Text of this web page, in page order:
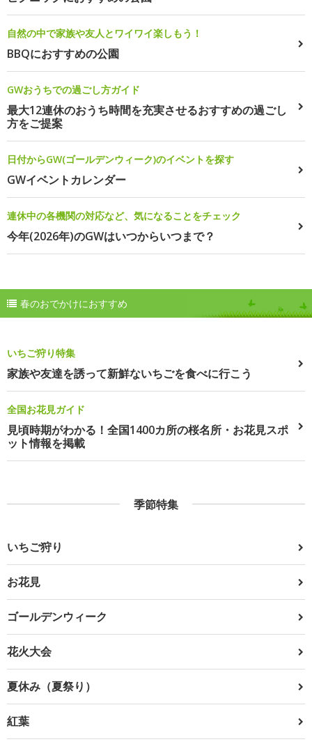
自然の中で家族や友人とワイワイ楽しもう！
BBQにおすすめの公園
GWおうちでの過ごし方ガイド
最大12連休のおうち時間を充実させるおすすめの過ごし
方をご提案
日付からGW(ゴールデンウィーク)のイベントを探す
GWイベントカレンダー
連休中の各機関の対応など、気になることをチェック
今年(2026年)のGWはいつからいつまで？
春のおでかけにおすすめ
いちご狩り特集
家族や友達を誘って新鮮ないちごを食べに行こう
全国お花見ガイド
見頃時期がわかる！全国1400カ所の桜名所・お花見スポ
ット情報を掲載
季節特集
いちご狩り
お花見
ゴールデンウィーク
花火大会
夏休み（夏祭り）
紅葉